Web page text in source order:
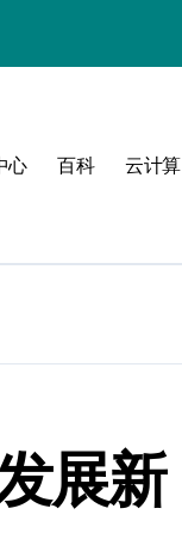
心 百科 云计算
展新